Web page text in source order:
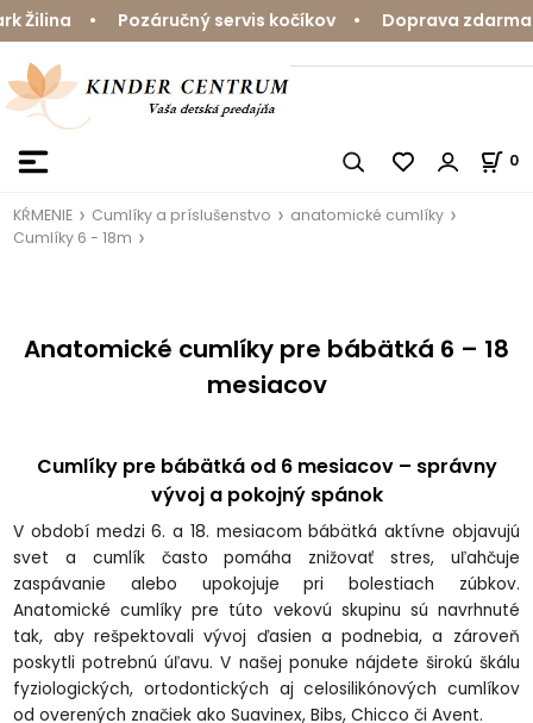
• Pozáručný servis kočíkov • Doprava zdarma
0
KŔMENIE Cumlíky a príslušenstvo
anatomické cumlíky
Cumlíky 6 - 18m
Anatomické cumlíky pre bábätká 6 – 18
mesiacov
Cumlíky pre bábätká od 6 mesiacov – správny
vývoj a pokojný spánok
V období medzi 6. a 18. mesiacom bábätká aktívne objavujú
svet a cumlík často pomáha znižovať stres, uľahčuje
zaspávanie alebo upokojuje pri bolestiach zúbkov.
Anatomické cumlíky pre túto vekovú skupinu sú navrhnuté
tak, aby rešpektovali vývoj ďasien a podnebia, a zároveň
poskytli potrebnú úľavu. V našej ponuke nájdete širokú škálu
fyziologických, ortodontických aj celosilikónových cumlíkov
od overených značiek ako Suavinex, Bibs, Chicco či Avent.